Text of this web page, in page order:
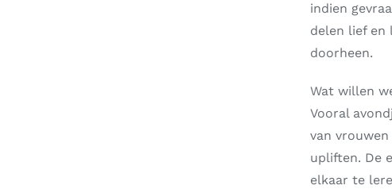
indien
delen lief en
doorheen.
Wat willen
Vooral
van
upliften. De
elkaar te